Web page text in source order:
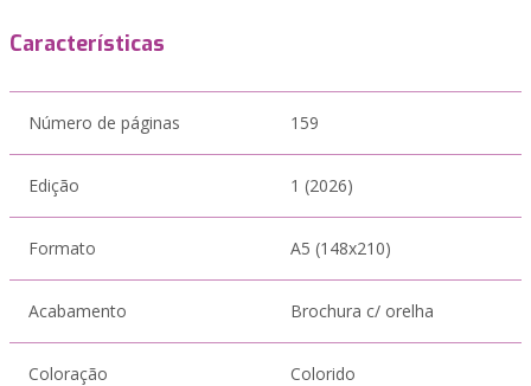
Características
Número de páginas 159
Edição 1 (2026)
Formato A5 (148x210)
Acabamento Brochura c/ orelha
Coloração Colorido